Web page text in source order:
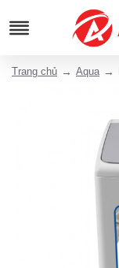
Trang chủ Aqua